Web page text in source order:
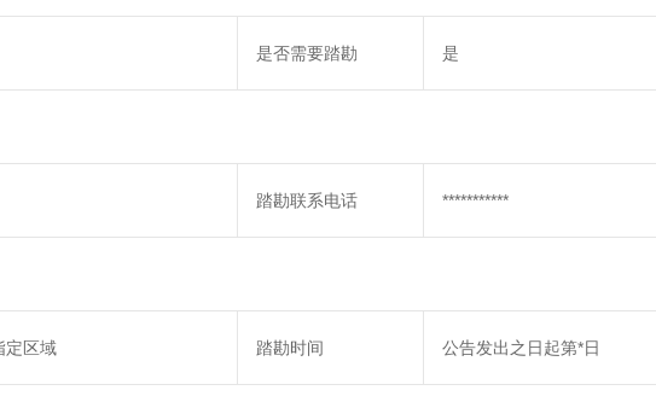
是否需要踏勘 是
踏勘联系电话 ***********
定区域 踏勘时间 公告发出之日起第*日